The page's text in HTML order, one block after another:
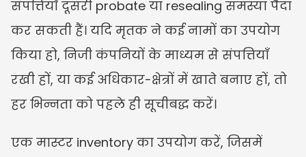
संपत्तियाँ दूसरी probate या resealing समस्या पैदा
कर सकती हैं। यदि मृतक ने कई नामों का उपयोग
किया हो, निजी कंपनियों के माध्यम से संपत्तियाँ
रखी हों, या कई अधिकार-क्षेत्रों में खाते बनाए हों, तो
हर भिन्नता को पहले ही सूचीबद्ध करें।
एक मास्टर inventory का उपयोग करें, जिसमें